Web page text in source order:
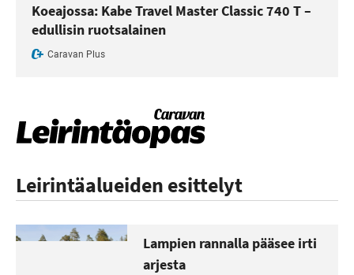
Koeajossa: Kabe Travel Master Classic 740 T –
edullisin ruotsalainen
Caravan Plus
Leirintäalueiden esittelyt
Lampien rannalla pääsee irti
arjesta